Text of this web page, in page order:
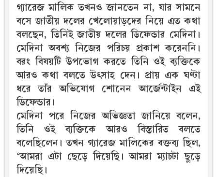
গ্যারেজ মালিক তখনও জানতেন না, যার সামনে
বসে জাতীয় দলের খেলোয়াড়দের নিয়ে এত কথা
বলছেন, তিনিই জাতীয় দলের ডিফেন্ডার মেদিনা।
মেদিনা অবশ্য নিজের পরিচয় প্রকাশ করেননি।
বরং বিষয়টি উপভোগ করতে তিনি ওই ব্যক্তিকে
আরও কথা বলতে উৎসাহ দেন। প্রায় এক ঘণ্টা
ধরে তাঁর অভিযোগ শোনেন আর্জেন্টাইন এই
ডিফেন্ডার।
মেদিনা পরে নিজের অভিজ্ঞতা জানিয়ে বলেন,
তিনি ওই ব্যক্তিকে আরও বিস্তারিত বলতে
বলেছিলেন। তখন গ্যারেজ মালিকের বক্তব্য ছিল,
‘আমরা এটা ছেড়ে দিয়েছি। আমরা ম্যাচটা ছুড়ে
দিয়েছি।